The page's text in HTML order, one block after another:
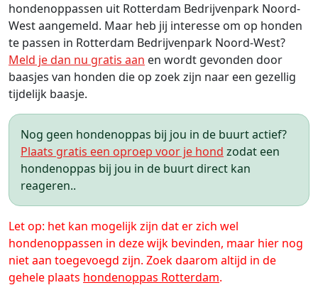
hondenoppassen uit Rotterdam Bedrijvenpark Noord-
West aangemeld. Maar heb jij interesse om op honden
te passen in Rotterdam Bedrijvenpark Noord-West?
Meld je dan nu gratis aan en wordt gevonden door
baasjes van honden die op zoek zijn naar een gezellig
tijdelijk baasje.
Nog geen hondenoppas bij jou in de buurt actief?
Plaats gratis een oproep voor je hond zodat een
hondenoppas bij jou in de buurt direct kan
reageren..
Let op: het kan mogelijk zijn dat er zich wel
hondenoppassen in deze wijk bevinden, maar hier nog
niet aan toegevoegd zijn. Zoek daarom altijd in de
gehele plaats hondenoppas Rotterdam.